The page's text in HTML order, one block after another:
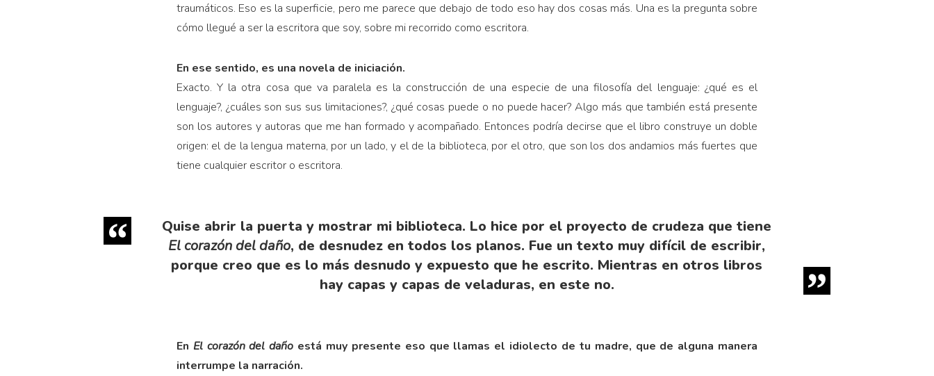
traumáticos. Eso es la superficie, pero me parece que debajo de todo eso hay dos cosas más. Una es la pregunta sobre
cómo llegué a ser la escritora que soy, sobre mi recorrido como escritora.
En ese sentido, es una novela de iniciación.
Exacto. Y la otra cosa que va paralela es la construcción de una especie de una filosofía del lenguaje: ¿qué es el
lenguaje?, ¿cuáles son sus sus limitaciones?, ¿qué cosas puede o no puede hacer? Algo más que también está presente
son los autores y autoras que me han formado y acompañado. Entonces podría decirse que el libro construye un doble
origen: el de la lengua materna, por un lado, y el de la biblioteca, por el otro, que son los dos andamios más fuertes que
tiene cualquier escritor o escritora.
Quise abrir la puerta y mostrar mi biblioteca. Lo hice por el proyecto de crudeza que tiene
El corazón del daño, de desnudez en todos los planos. Fue un texto muy difícil de escribir,
porque creo que es lo más desnudo y expuesto que he escrito. Mientras en otros libros
hay capas y capas de veladuras, en este no.
En El corazón del daño está muy presente eso que llamas el idiolecto de tu madre, que de alguna manera
interrumpe la narración.